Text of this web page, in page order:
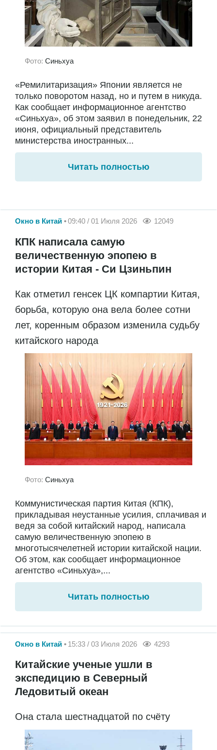
Фото: Синьхуа
«Ремилитаризация» Японии является не
только поворотом назад, но и путем в никуда.
Как сообщает информационное агентство
«Синьхуа», об этом заявил в понедельник, 22
июня, официальный представитель
министерства иностранных...
Читать полностью
Окно в Китай 09:40 / 01 Июля 2026 12049
КПК написала самую
величественную эпопею в
истории Китая - Си Цзиньпин
Как отметил генсек ЦК компартии Китая,
борьба, которую она вела более сотни
лет, коренным образом изменила судьбу
китайского народа
Фото: Синьхуа
Коммунистическая партия Китая (КПК),
прикладывая неустанные усилия, сплачивая и
ведя за собой китайский народ, написала
самую величественную эпопею в
многотысячелетней истории китайской нации.
Об этом, как сообщает информационное
агентство «Синьхуа»,...
Читать полностью
Окно в Китай 15:33 / 03 Июля 2026 4293
Китайские ученые ушли в
экспедицию в Северный
Ледовитый океан
Она стала шестнадцатой по счёту